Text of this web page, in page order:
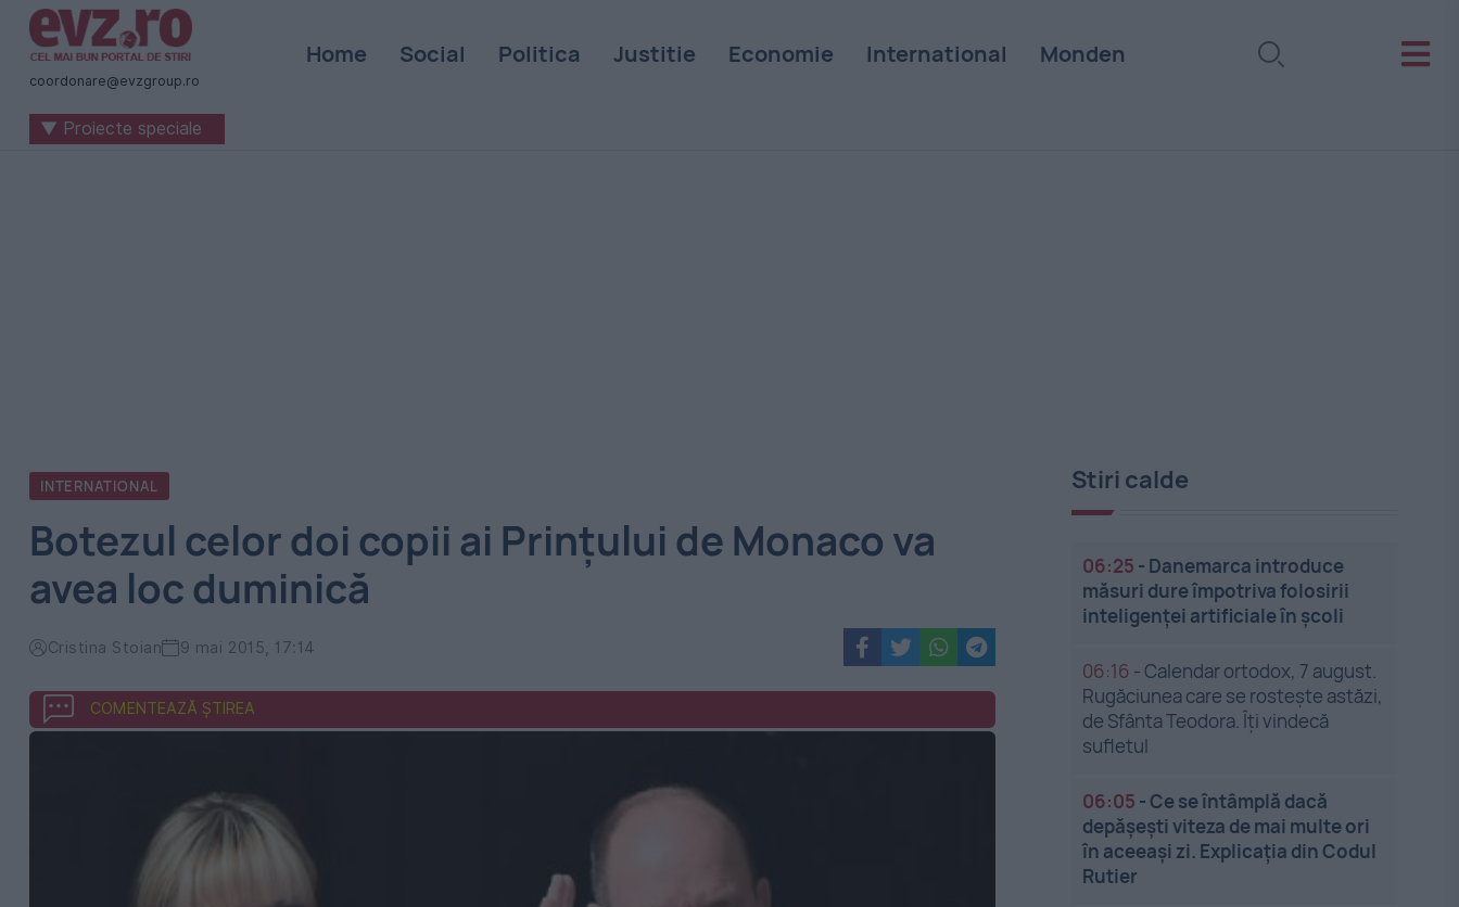
Știri
naționale
internaționale
coordonare@evzgroup.ro
Home Social Politica Justitie Economie International Monden
▼ Proiecte speciale
INTERNATIONAL
Botezul celor doi copii ai Prinţului de Monaco va
avea loc duminică
Cristina Stoian 9 mai 2015, 17:14
COMENTEAZĂ ȘTIREA
Stiri calde
06:25 - Danemarca introduce
măsuri dure împotriva folosirii
inteligenței artificiale în școli
06:16 -Calendar ortodox, 7 august.
Rugăciunea care se rostește astăzi,
de Sfânta Teodora. Îți vindecă
sufletul
06:05 -Ce se întâmplă dacă
depășești viteza de mai multe ori
în aceeași zi. Explicația din Codul
Rutier